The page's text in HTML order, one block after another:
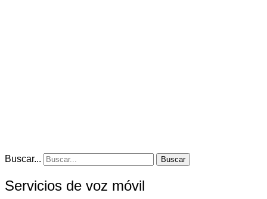
Buscar... Buscar
Servicios de voz móvil